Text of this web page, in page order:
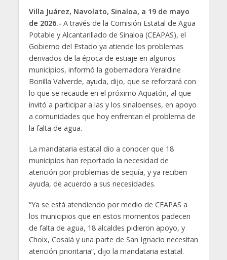
Villa Juárez, Navolato, Sinaloa, a 19 de mayo
de 2026.- A través de la Comisión Estatal de Agua
Potable y Alcantarillado de Sinaloa (CEAPAS), el
Gobierno del Estado ya atiende los problemas
derivados de la época de estiaje en algunos
municipios, informó la gobernadora Yeraldine
Bonilla Valverde, ayuda, dijo, que se reforzará con
lo que se recaude en el próximo Aquatón, al que
invitó a participar a las y los sinaloenses, en apoyo
a comunidades que hoy enfrentan el problema de
la falta de agua.
La mandataria estatal dio a conocer que 18
municipios han reportado la necesidad de
atención por problemas de sequía, y ya reciben
ayuda, de acuerdo a sus necesidades.
“Ya se está atendiendo por medio de CEAPAS a
los municipios que en estos momentos padecen
de falta de agua, 18 alcaldes pidieron apoyo, y
Choix, Cosalá y una parte de San Ignacio necesitan
atención prioritaria”, dijo la mandataria estatal.